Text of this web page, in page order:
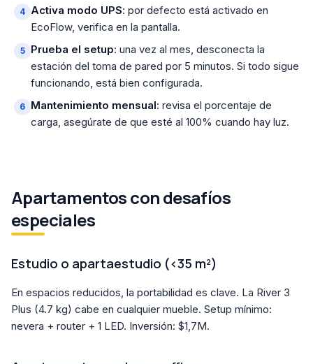
Activa modo UPS: por defecto está activado en
EcoFlow, verifica en la pantalla.
Prueba el setup: una vez al mes, desconecta la
estación del toma de pared por 5 minutos. Si todo sigue
funcionando, está bien configurada.
Mantenimiento mensual: revisa el porcentaje de
carga, asegúrate de que esté al 100% cuando hay luz.
Apartamentos con desafíos
especiales
Estudio o apartaestudio (<35 m²)
En espacios reducidos, la portabilidad es clave. La River 3
Plus (4.7 kg) cabe en cualquier mueble. Setup mínimo:
nevera + router + 1 LED. Inversión: $1,7M.